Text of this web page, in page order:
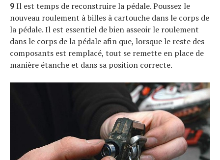
9Il est temps de reconstruire la pédale. Poussez le
nouveau roulement à billes à cartouche dans le corps de
la pédale. Il est essentiel de bien asseoir le roulement
dans le corps de la pédale afin que, lorsque le reste des
composants est remplacé, tout se remette en place de
manière étanche et dans sa position correcte.